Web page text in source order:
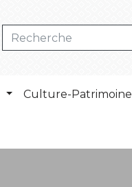
Culture-Patrimoine